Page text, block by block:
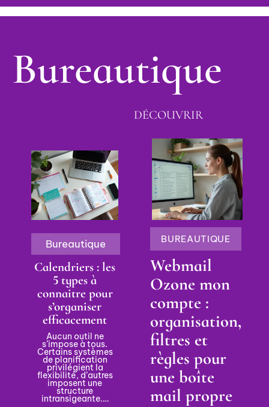
Bureautique
DÉCOUVRIR
Bureautique
Calendriers : les
5 types à
connaitre pour
s’organiser
efficacement
Aucun outil ne
s’impose à tous.
Certains systèmes
de planification
privilégient la
flexibilité, d’autres
imposent une
structure
intransigeante.…
BUREAUTIQUE
Webmail
Ozone mon
compte :
organisation,
filtres et
règles pour
une boîte
mail propre